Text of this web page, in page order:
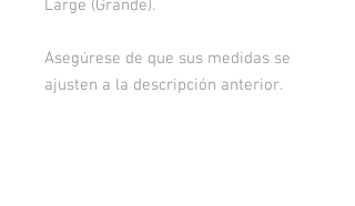
Large (Grande).
Asegúrese de que sus medidas se
ajusten a la descripción anterior.